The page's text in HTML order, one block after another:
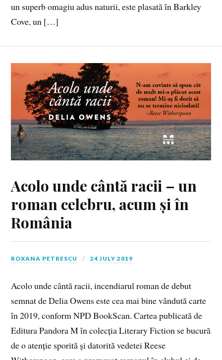
un superb omagiu adus naturii, este plasată în Barkley
Cove, un […]
Acolo unde cântă racii – un
roman celebru, acum și în
România
ROXANA PETRESCU 24 JULY 2019
Acolo unde cântă racii, incendiarul roman de debut
semnat de Delia Owens este cea mai bine vândută carte
în 2019, conform NPD BookScan. Cartea publicată de
Editura Pandora M în colecția Literary Fiction se bucură
de o atenție sporită și datorită vedetei Reese